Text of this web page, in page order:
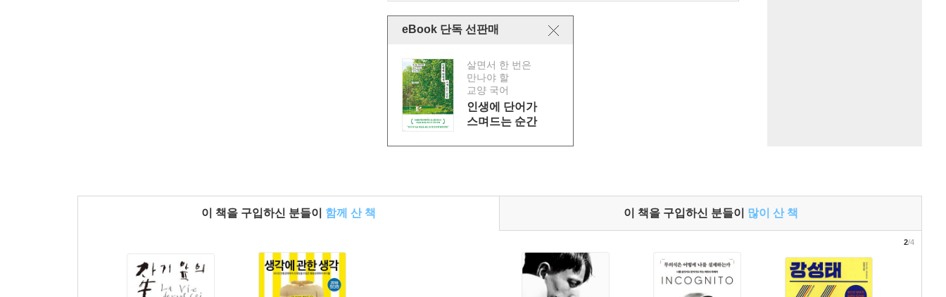
eBook 단독 선판매
살면서 한 번은
만나야 할
교양 국어
인생에 단어가
스며드는 순간
이 책을 구입하신 분들이 함께 산 책 이 책을 구입하신 분들이 많이 산 책
2/4